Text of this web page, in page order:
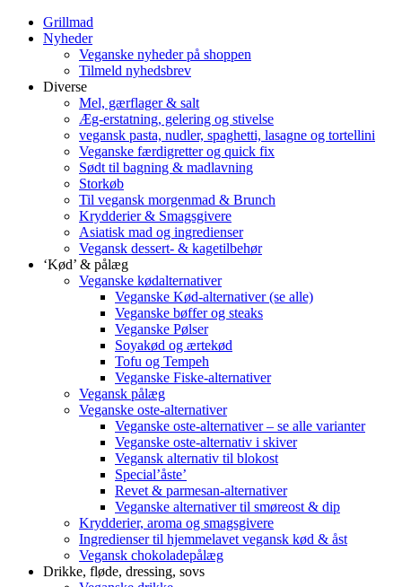
Grillmad
Nyheder
Veganske nyheder på shoppen
Tilmeld nyhedsbrev
Diverse
Mel, gærflager & salt
Æg-erstatning, gelering og stivelse
vegansk pasta, nudler, spaghetti, lasagne og tortellini
Veganske færdigretter og quick fix
Sødt til bagning & madlavning
Storkøb
Til vegansk morgenmad & Brunch
Krydderier & Smagsgivere
Asiatisk mad og ingredienser
Vegansk dessert- & kagetilbehør
‘Kød’ & pålæg
Veganske kødalternativer
Veganske Kød-alternativer (se alle)
Veganske bøffer og steaks
Veganske Pølser
Soyakød og ærtekød
Tofu og Tempeh
Veganske Fiske-alternativer
Vegansk pålæg
Veganske oste-alternativer
Veganske oste-alternativer – se alle varianter
Veganske oste-alternativ i skiver
Vegansk alternativ til blokost
Special’åste’
Revet & parmesan-alternativer
Veganske alternativer til smøreost & dip
Krydderier, aroma og smagsgivere
Ingredienser til hjemmelavet vegansk kød & åst
Vegansk chokoladepålæg
Drikke, fløde, dressing, sovs